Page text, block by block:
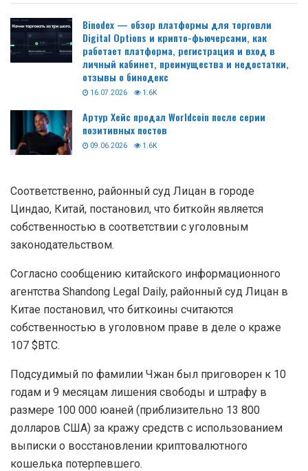
Binodex — обзор платформы для торговли
Digital Options и крипто-фьючерсами, как
работает платформа, регистрация и вход в
личный кабинет, преимущества и недостатки,
отзывы о бинодекс
16.07.2026 1.6K
Артур Хейс продал Worldcoin после серии
позитивных постов
09.06.2026 1.6K
Соответственно, районный суд Лицан в городе
Циндао, Китай, постановил, что биткойн является
собственностью в соответствии с уголовным
законодательством.
Согласно сообщению китайского информационного
агентства Shandong Legal Daily, районный суд Лицан в
Китае постановил, что биткоины считаются
собственностью в уголовном праве в деле о краже
107 $BTC.
Подсудимый по фамилии Чжан был приговорен к 10
годам и 9 месяцам лишения свободы и штрафу в
размере 100 000 юаней (приблизительно 13 800
долларов США) за кражу средств с использованием
выписки о восстановлении криптовалютного
кошелька потерпевшего.